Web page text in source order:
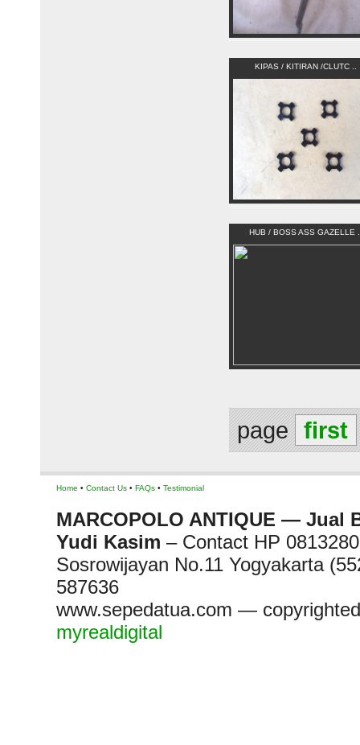
KIPAS / KITIRAN /CLUTC ..
HUB / BOSS ASS GAZELLE
page first
Home • Contact Us • FAQs • Testimonial
MARCOPOLO ANTIQUE — Jual
Yudi Kasim – Contact HP
Sosrowijayan No.11 Yogyakarta
587636
www.sepedatua.com —
myrealdigital